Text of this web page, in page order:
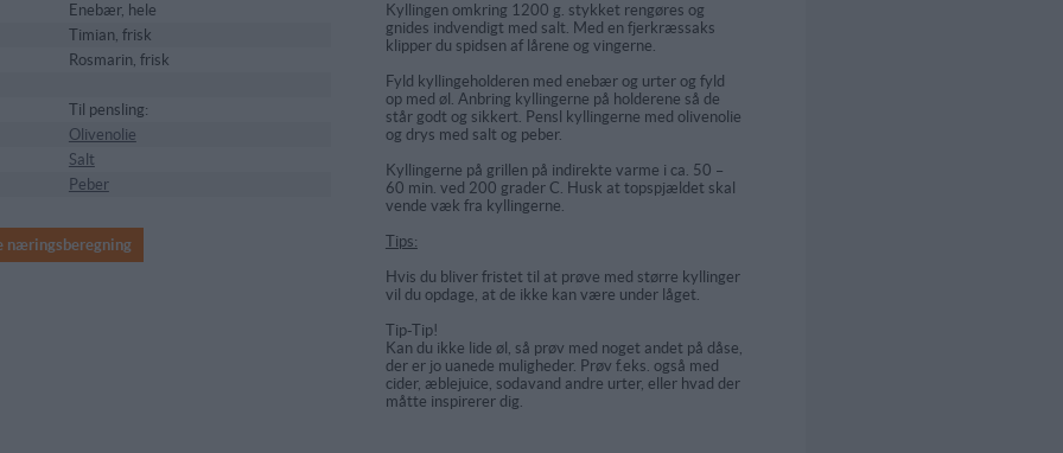
Enebær, hele
Timian, frisk
Rosmarin, frisk
Til pensling:
Olivenolie
Salt
Peber
næringsberegning
Kyllingen omkring 1200 g. stykket rengøres og
gnides indvendigt med salt. Med en fjerkræssaks
klipper du spidsen af lårene og vingerne.
Fyld kyllingeholderen med enebær og urter og fyld
op med øl. Anbring kyllingerne på holderene så de
står godt og sikkert. Pensl kyllingerne med olivenolie
og drys med salt og peber.
Kyllingerne på grillen på indirekte varme i ca. 50 –
60 min. ved 200 grader C. Husk at topspjældet skal
vende væk fra kyllingerne.
Tips:
Hvis du bliver fristet til at prøve med større kyllinger
vil du opdage, at de ikke kan være under låget.
Tip-Tip!
Kan du ikke lide øl, så prøv med noget andet på dåse,
der er jo uanede muligheder. Prøv f.eks. også med
cider, æblejuice, sodavand andre urter, eller hvad der
måtte inspirerer dig.